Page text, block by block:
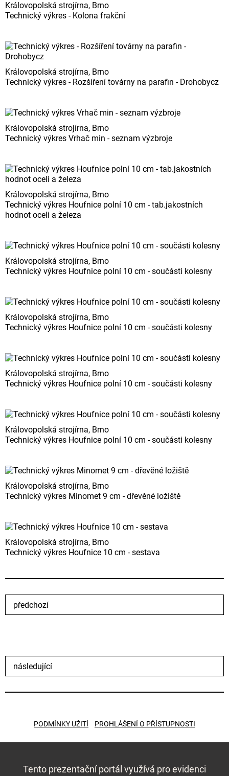
Královopolská strojírna, Brno
Technický výkres - Kolona frakční
Královopolská strojírna, Brno
Technický výkres - Rozšíření továrny na parafin - Drohobycz
Královopolská strojírna, Brno
Technický výkres Vrhač min - seznam výzbroje
Královopolská strojírna, Brno
Technický výkres Houfnice polní 10 cm - tab.jakostních
hodnot oceli a železa
Královopolská strojírna, Brno
Technický výkres Houfnice polní 10 cm - součásti kolesny
Královopolská strojírna, Brno
Technický výkres Houfnice polní 10 cm - součásti kolesny
Královopolská strojírna, Brno
Technický výkres Houfnice polní 10 cm - součásti kolesny
Královopolská strojírna, Brno
Technický výkres Houfnice polní 10 cm - součásti kolesny
Královopolská strojírna, Brno
Technický výkres Minomet 9 cm - dřevěné ložiště
Královopolská strojírna, Brno
Technický výkres Houfnice 10 cm - sestava
předchozí
následující
PODMÍNKY UŽITÍ PROHLÁŠENÍ O PŘÍSTUPNOSTI
Tento prezentační portál využívá pro evidenci